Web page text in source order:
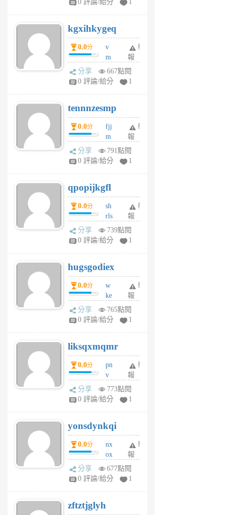
6
個
月
前
0 評論/給分 1
kgxihkygeq
0.0分
v
m
sg
sr
6
個
月
前
舉
報
分享
667點閱
0 評論/給分
1
tennnzesmp
0.0分
fjj
m
w
rs
6
個
月
前
舉
報
分享
791點閱
0 評論/給分
1
qpopijkgfl
0.0分
sh
rls
k
m
6
個
月
前
舉
報
分享
739點閱
0 評論/給分
1
hugsgodiex
0.0分
w
ke
rv
pj
6
個
月
前
舉
報
分享
765點閱
0 評論/給分
1
liksqxmqmr
0.0分
pn
v
wt
sv
6
個
月
前
舉
報
分享
773點閱
0 評論/給分
1
yonsdynkqi
0.0分
nx
ox
rh
pe
舉
報
分享
677點閱
0 評論/給分
1
zftztjglyh